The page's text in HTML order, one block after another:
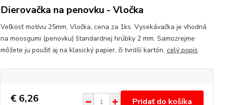
Dierovačka na penovku - Vločka
Veľkosť motívu 25mm, Vločka, cena za 1ks. Vysekávačka je vhodná
na moosgumi (penovku) štandardnej hrúbky 2 mm. Samozrejme
môžete ju použiť aj na klasický papier, či tvrdší kartón. celý popis
€ 6,26 Pridať do košíka